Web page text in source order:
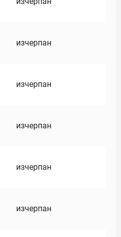
изчерпан
изчерпан
изчерпан
изчерпан
изчерпан